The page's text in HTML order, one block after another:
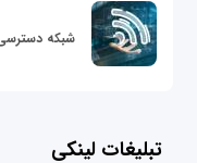
شبکه
تبلیغات لینکی